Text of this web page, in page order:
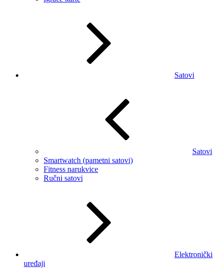
Satovi
Satovi
Smartwatch (pametni satovi)
Fitness narukvice
Ručni satovi
Elektronički
uređaji